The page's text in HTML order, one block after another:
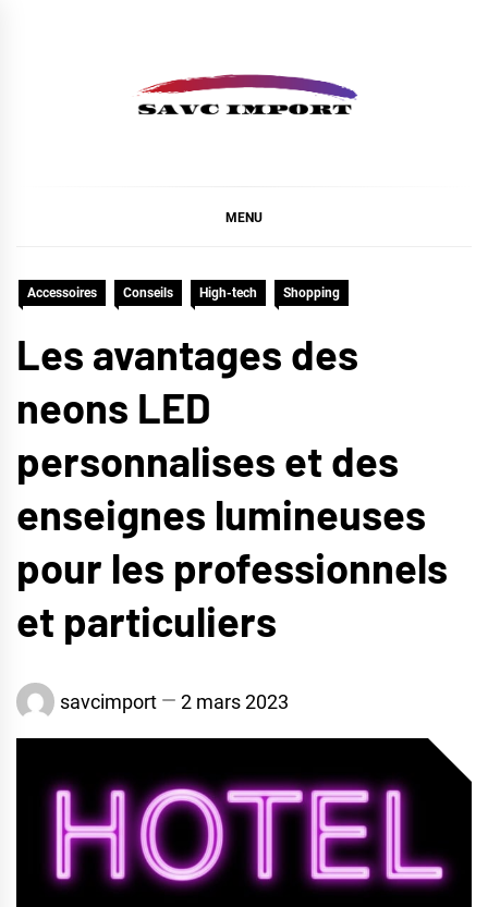
MENU
Accessoires Conseils High-tech Shopping
Les avantages des
neons LED
personnalises et des
enseignes lumineuses
pour les professionnels
et particuliers
savcimport 2 mars 2023